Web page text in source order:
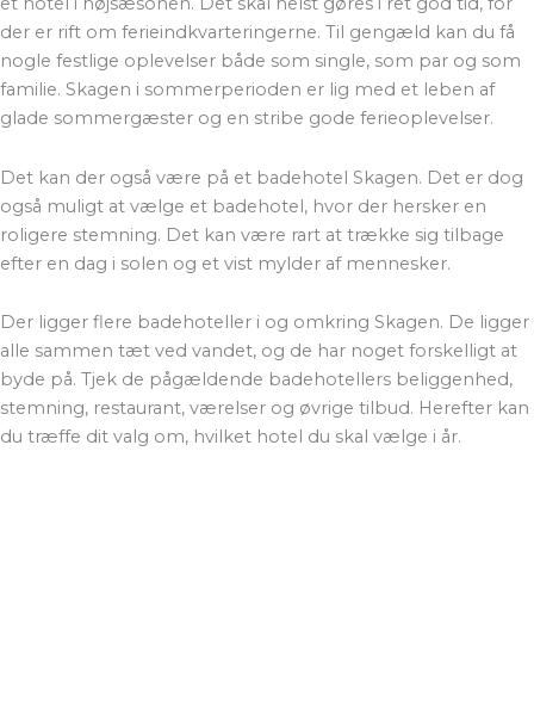
der er rift om ferieindkvarteringerne. Til gengæld kan du få
nogle festlige oplevelser både som single, som par og som
familie. Skagen i sommerperioden er lig med et leben af
glade sommergæster og en stribe gode ferieoplevelser.
Det kan der også være på et badehotel Skagen. Det er dog
også muligt at vælge et badehotel, hvor der hersker en
roligere stemning. Det kan være rart at trække sig tilbage
efter en dag i solen og et vist mylder af mennesker.
Der ligger flere badehoteller i og omkring Skagen. De ligger
alle sammen tæt ved vandet, og de har noget forskelligt at
byde på. Tjek de pågældende badehotellers beliggenhed,
stemning, restaurant, værelser og øvrige tilbud. Herefter kan
du træffe dit valg om, hvilket hotel du skal vælge i år.